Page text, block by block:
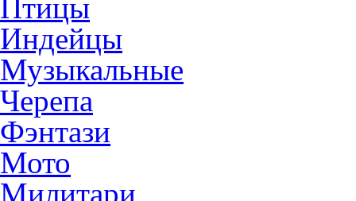
Птицы
Индейцы
Музыкальные
Черепа
Фэнтази
Мото
Милитари